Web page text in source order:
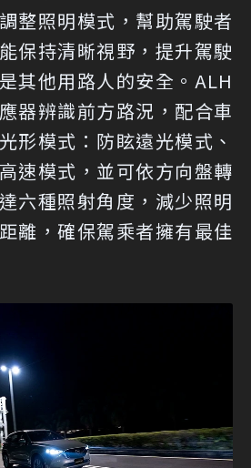
整照明模式，幫助駕駛者
保持清晰視野，提升駕駛
其他用路人的安全。ALH
器辨識前方路況，配合車
形模式：防眩遠光模式、
速模式，並可依方向盤轉
六種照射角度，減少照明
離，確保駕乘者擁有最佳